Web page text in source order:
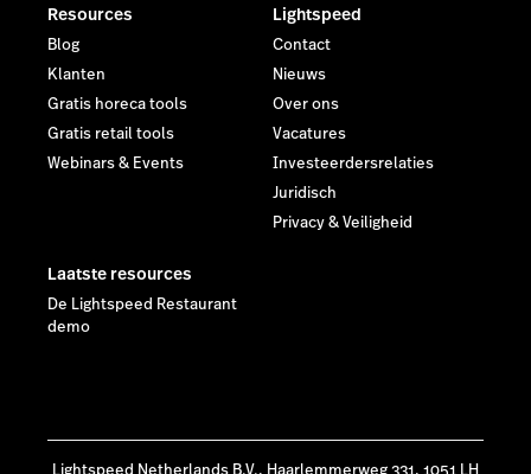
Resources
Blog
Klanten
Gratis horeca tools
Gratis retail tools
Webinars & Events
Lightspeed
Contact
Nieuws
Over ons
Vacatures
Investeerdersrelaties
Juridisch
Privacy & Veiligheid
Laatste resources
De Lightspeed Restaurant
demo